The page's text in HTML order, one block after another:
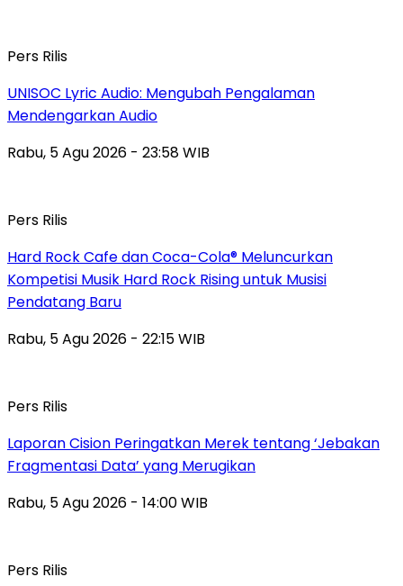
Pers Rilis
UNISOC Lyric Audio: Mengubah Pengalaman
Mendengarkan Audio
Rabu, 5 Agu 2026 - 23:58 WIB
Pers Rilis
Hard Rock Cafe dan Coca-Cola® Meluncurkan
Kompetisi Musik Hard Rock Rising untuk Musisi
Pendatang Baru
Rabu, 5 Agu 2026 - 22:15 WIB
Pers Rilis
Laporan Cision Peringatkan Merek tentang ‘Jebakan
Fragmentasi Data’ yang Merugikan
Rabu, 5 Agu 2026 - 14:00 WIB
Pers Rilis